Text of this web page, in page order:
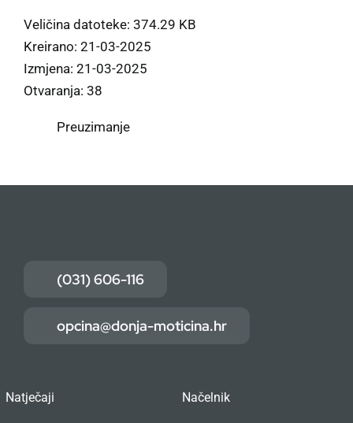
Veličina datoteke: 374.29 KB
Kreirano: 21-03-2025
Izmjena: 21-03-2025
Otvaranja: 38
Preuzimanje
(031) 606-116
opcina@donja-moticina.hr
Natječaji Načelnik